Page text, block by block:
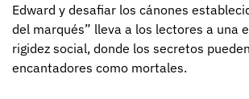
Edward y desafiar los cánones
del marqués” lleva a los lectores a una
rigidez social, donde los secretos
encantadores como mortales.